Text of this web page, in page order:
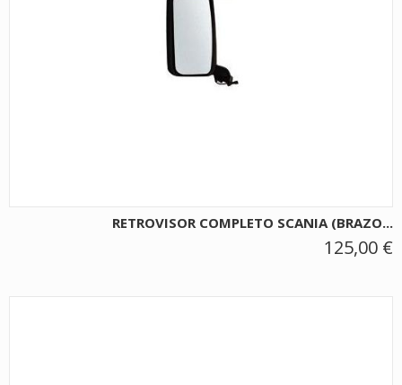
RETROVISOR COMPLETO SCANIA (BRAZO...
125,00 €